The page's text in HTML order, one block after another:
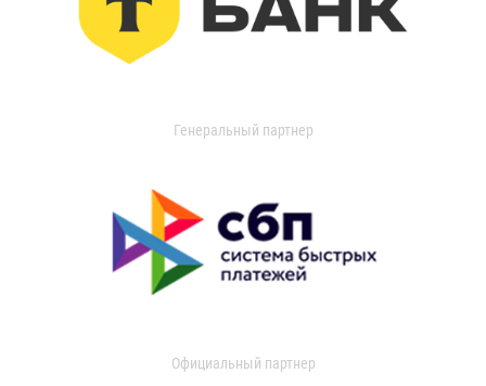
Генеральный партнер
Официальный партнер